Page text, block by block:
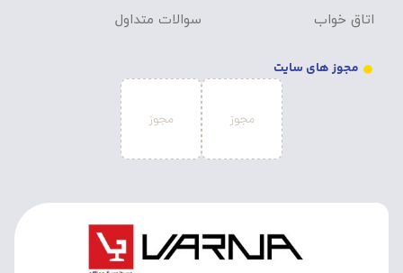
اتاق خواب
سوالات متداول
مجوز های سایت